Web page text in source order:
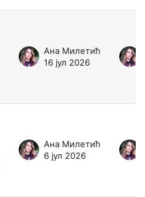
Ана Милетић
16 јул 2026
Ана Милетић
6 јул 2026